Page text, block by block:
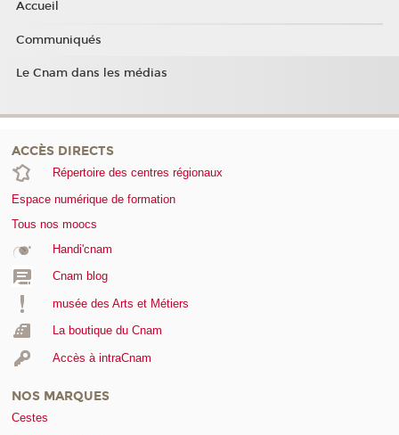
Accueil
Communiqués
Le Cnam dans les médias
ACCÈS DIRECTS
Répertoire des centres régionaux
Espace numérique de formation
Tous nos moocs
Handi'cnam
Cnam blog
musée des Arts et Métiers
La boutique du Cnam
Accès à intraCnam
NOS MARQUES
Cestes